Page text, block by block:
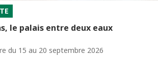
le palais entre deux eaux
du 15 au 20 septembre 2026